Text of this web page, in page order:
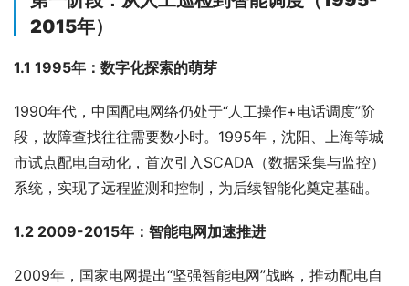
2015年）
1.1 1995年：数字化探索的萌芽
1990年代，中国配电网络仍处于“人工操作+电话调度”阶
段，故障查找往往需要数小时。1995年，沈阳、上海等城
市试点配电自动化，首次引入SCADA（数据采集与监控）
系统，实现了远程监测和控制，为后续智能化奠定基础。
1.2 2009-2015年：智能电网加速推进
2009年，国家电网提出“坚强智能电网”战略，推动配电自